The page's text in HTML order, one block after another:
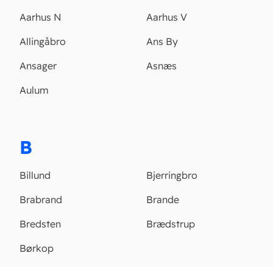
Aarhus N
Aarhus V
Allingåbro
Ans By
Ansager
Asnæs
Aulum
B
Billund
Bjerringbro
Brabrand
Brande
Bredsten
Brædstrup
Børkop